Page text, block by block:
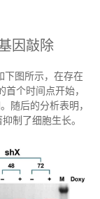
因敲除
下图所示，在存在
个时间点开始，
随后的分析表明，
制了细胞生长。